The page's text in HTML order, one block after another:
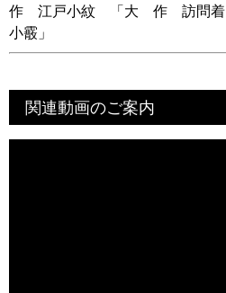
作 江戸小紋 「大
小霰」
作 訪問着
関連動画のご案内